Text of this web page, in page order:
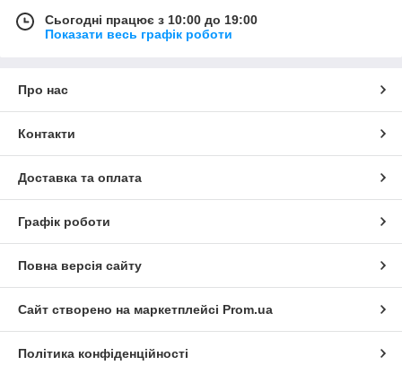
Сьогодні працює з 10:00 до 19:00
Показати весь графік роботи
Про нас
Контакти
Доставка та оплата
Графік роботи
Повна версія сайту
Сайт створено на маркетплейсі Prom.ua
Політика конфіденційності